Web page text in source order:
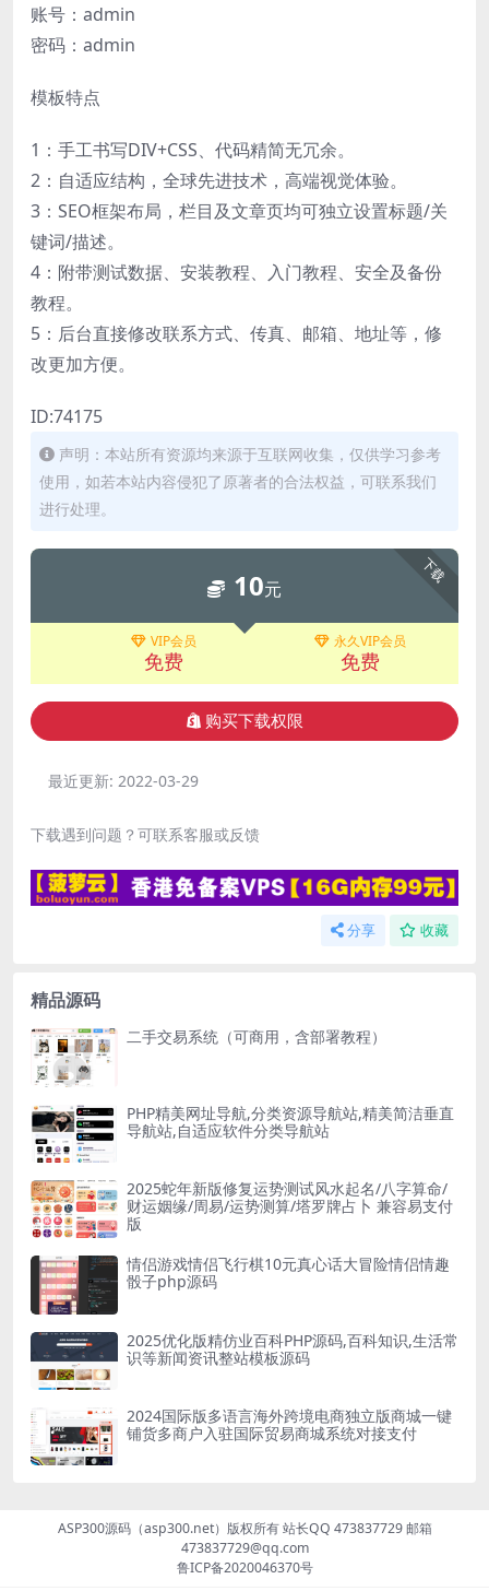
账号：admin
密码：admin
模板特点
1：手工书写DIV+CSS、代码精简无冗余。
2：自适应结构，全球先进技术，高端视觉体验。
3：SEO框架布局，栏目及文章页均可独立设置标题/关
键词/描述。
4：附带测试数据、安装教程、入门教程、安全及备份
教程。
5：后台直接修改联系方式、传真、邮箱、地址等，修
改更加方便。
ID:74175
声明：本站所有资源均来源于互联网收集，仅供学习参考
使用，如若本站内容侵犯了原著者的合法权益，可联系我们
进行处理。
下载
10元
VIP会员
免费
永久VIP会员
免费
购买下载权限
最近更新: 2022-03-29
下载遇到问题？可联系客服或反馈
分享 收藏
精品源码
二手交易系统（可商用，含部署教程）
PHP精美网址导航,分类资源导航站,精美简洁垂直
导航站,自适应软件分类导航站
2025蛇年新版修复运势测试风水起名/八字算命/
财运姻缘/周易/运势测算/塔罗牌占卜 兼容易支付
版
情侣游戏情侣飞行棋10元真心话大冒险情侣情趣
骰子php源码
2025优化版精仿业百科PHP源码,百科知识,生活常
识等新闻资讯整站模板源码
2024国际版多语言海外跨境电商独立版商城一键
铺货多商户入驻国际贸易商城系统对接支付
ASP300源码（asp300.net）版权所有 站长QQ 473837729 邮箱
473837729@qq.com
鲁ICP备2020046370号